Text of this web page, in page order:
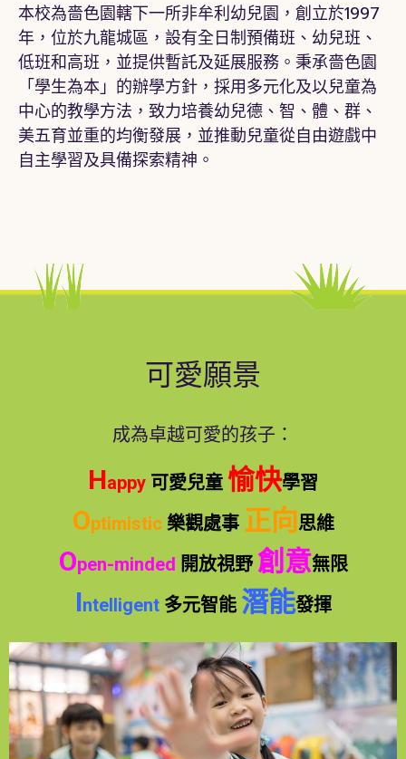
本校為嗇色園轄下一所非牟利幼兒園，創立於1997
年，位於九龍城區，設有全日制預備班、幼兒班、
低班和高班，並提供暫託及延展服務。秉承嗇色園
「學生為本」的辦學方針，採用多元化及以兒童為
中心的教學方法，致力培養幼兒德、智、體、群、
美五育並重的均衡發展，並推動兒童從自由遊戲中
自主學習及具備探索精神。
可愛願景
成為卓越可愛的孩子：
Happy 可愛兒童 愉快學習
Optimistic 樂觀處事 正向思維
Open-minded 開放視野 創意無限
Intelligent 多元智能 潛能發揮